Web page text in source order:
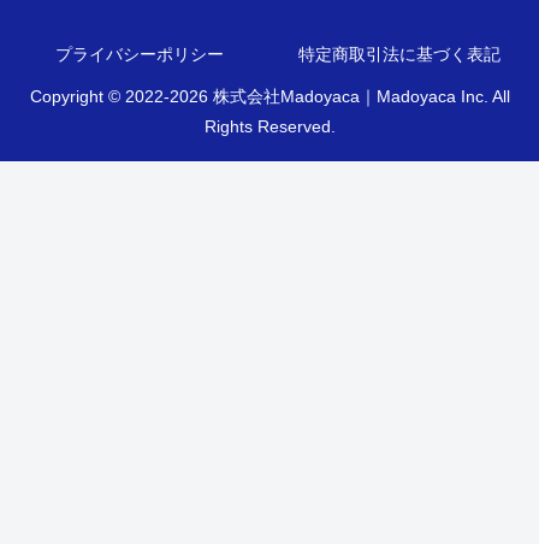
プライバシーポリシー 特定商取引法に基づく表記
Copyright © 2022-2026 株式会社Madoyaca｜Madoyaca Inc. All
Rights Reserved.